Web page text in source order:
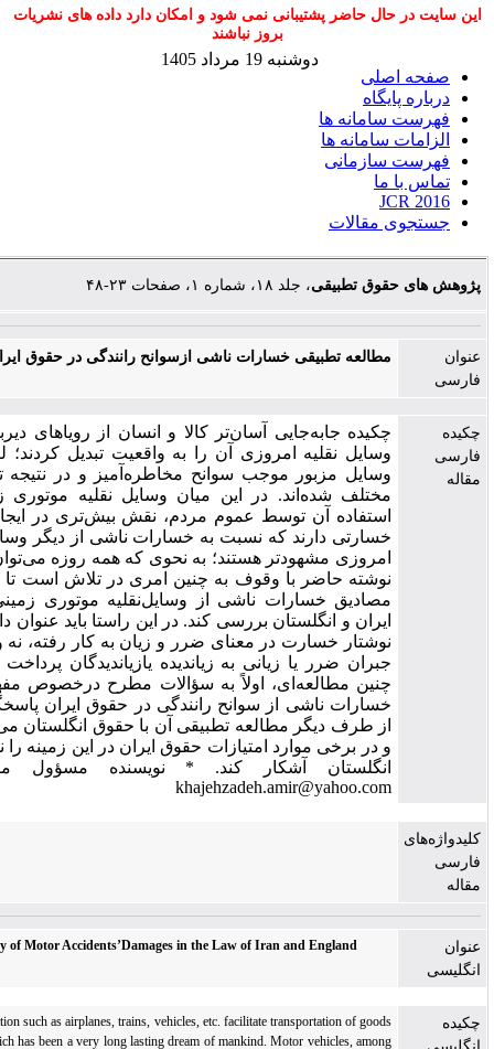
حاضر پشتیبانی نمی شود و امکان دارد داده های نشریات
ها
ها
تطبیقی، جلد ۱۸، شماره ۱، صفحات ۲۳-۴۸
تطبیقی خسارات ناشی ازسوانح رانندگی در حقوق ایران و انگلستان
جابه‌جایی آسان‌تر کالا و انسان از رویاهای دیرباز بشر بود که
نقلیه امروزی آن را به واقعیت تبدیل کردند؛ لکن استفاده از
مزبور موجب سوانح مخاطره‌‌آمیز و در نتیجه تحقق خسارات
شده‌اند. در این میان وسایل نقلیه موتوری زمینی به دلیل
آن توسط عموم مردم، نقش بیش‌تری در ایجاد سوانح و مآلاً
دارند که نسبت به خسارات ناشی از دیگر وسایل حمل و نقل
مشهود‌تر هستند؛ به نحوی که همه روزه می‌توان شاهد آن بود.
حاضر با وقوف به چنین امری در تلاش است تا مفهوم، انواع و
خسارات ناشی از وسایل‌نقلیه موتوری زمینی را در حقوق
و انگلستان بررسی کند. در این راستا باید عنوان داشت که در این
خسارت در معنای ضرر و زیان به کار رفته، نه وجهی که جهت
ضرر یا زیانی به زیاندیده یازیاندیدگان پرداخت می‌شود. نتیجه
مطالعه‌ای، اولاً به سؤالات مطرح درخصوص مفهوم و مصادیق
ناشی از سوانح رانندگی در حقوق ایران پاسخگو خواهد بود و
طرف دیگر مطالعه تطبیقی آن با حقوق انگلستان می‌تواند کاستی‌ها
برخی موارد امتیازات حقوق ایران در این زمینه را نسبت به حقوق
انگلستان آشکار کند. * نویسنده مسؤول مقاله: E-mail:
Comparative Study of Motor Accidents’Damages in the Law of Iran and England
Means of transportation such as airplanes, trains, vehicles, etc. facilitate transportation of
and passengers, which has been a very long lasting dream of mankind. Motor vehicles,